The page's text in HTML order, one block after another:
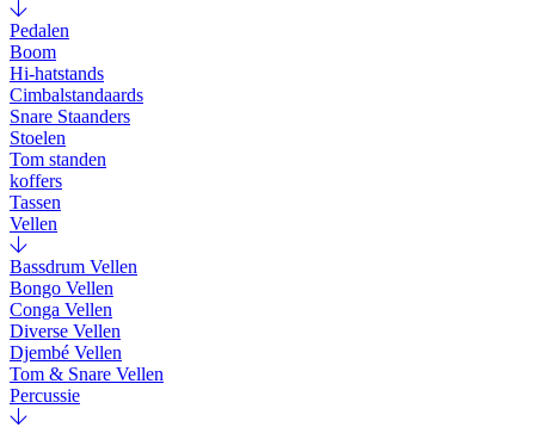
Pedalen
Boom
Hi-hatstands
Cimbalstandaards
Snare Staanders
Stoelen
Tom standen
koffers
Tassen
Vellen
Bassdrum Vellen
Bongo Vellen
Conga Vellen
Diverse Vellen
Djembé Vellen
Tom & Snare Vellen
Percussie